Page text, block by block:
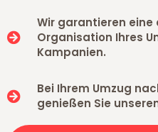
Wir garantieren
Organisation Ihres
Kampanien.
Bei Ihrem Umzug
genießen Sie